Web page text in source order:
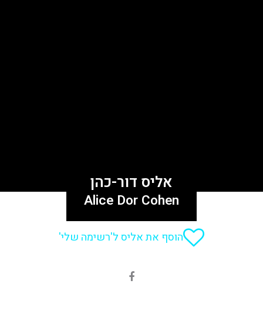
אליס דור-כהן
Alice Dor Cohen
הוסף את אליס ל'רשימה שלי'